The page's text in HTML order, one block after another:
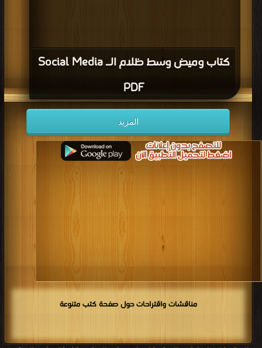
كتاب وميض وسط ظلام الـ Social Media
PDF
المزيد
مناقشات واقتراحات حول صفحة كتب متنوعة